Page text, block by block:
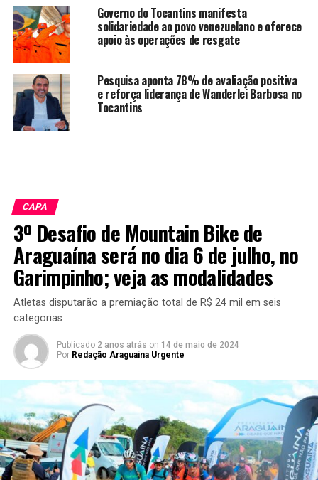
Governo do Tocantins manifesta
solidariedade ao povo venezuelano e oferece
apoio às operações de resgate
Pesquisa aponta 78% de avaliação positiva
e reforça liderança de Wanderlei Barbosa no
Tocantins
CAPA
3º Desafio de Mountain Bike de
Araguaína será no dia 6 de julho, no
Garimpinho; veja as modalidades
Atletas disputarão a premiação total de R$ 24 mil em seis
categorias
Publicado 2 anos atrás on 14 de maio de 2024
Por Redação Araguaina Urgente